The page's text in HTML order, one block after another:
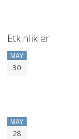
Etkinlikler
MAY
30
MAY
28